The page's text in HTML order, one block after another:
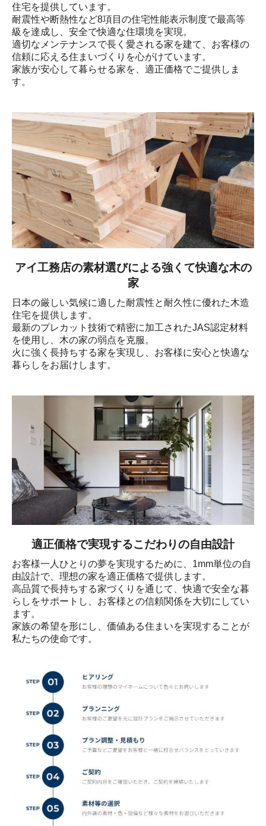
住宅を提供しています。
耐震性や断熱性など8項目の住宅性能表示制度で最高等
級を達成し、安全で快適な住環境を実現。
適切なメンテナンスで長く愛される家を建て、お客様の
信頼に応える住まいづくりを心がけています。
家族が安心して暮らせる家を、適正価格でご提供しま
す。
アイ工務店の素材選びによる強くて快適な木の
家
日本の厳しい気候に適した耐震性と耐久性に優れた木造
住宅を提供します。
最新のプレカット技術で精密に加工されたJAS認定材料
を使用し、木の家の弱点を克服。
火に強く長持ちする家を実現し、お客様に安心と快適な
暮らしをお届けします。
適正価格で実現するこだわりの自由設計
お客様一人ひとりの夢を実現するために、1mm単位の自
由設計で、理想の家を適正価格で提供します。
高品質で長持ちする家づくりを通じて、快適で安全な暮
らしをサポートし、お客様との信頼関係を大切にしてい
ます。
家族の希望を形にし、価値ある住まいを実現することが
私たちの使命です。